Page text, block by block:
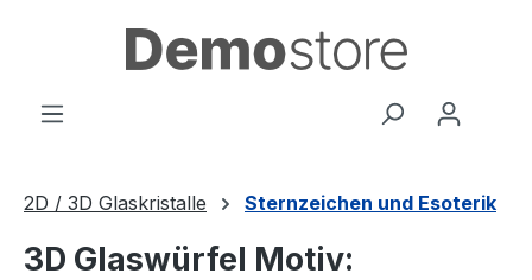
Zum Hauptinhalt springen
2D / 3D Glaskristalle Sternzeichen und Esoterik
3D Glaswürfel Motiv: